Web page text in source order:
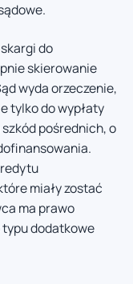
do
skierowanie
wyda orzeczenie,
tylko do wypłaty
pośrednich, o
miały zostać
ma prawo
dodatkowe